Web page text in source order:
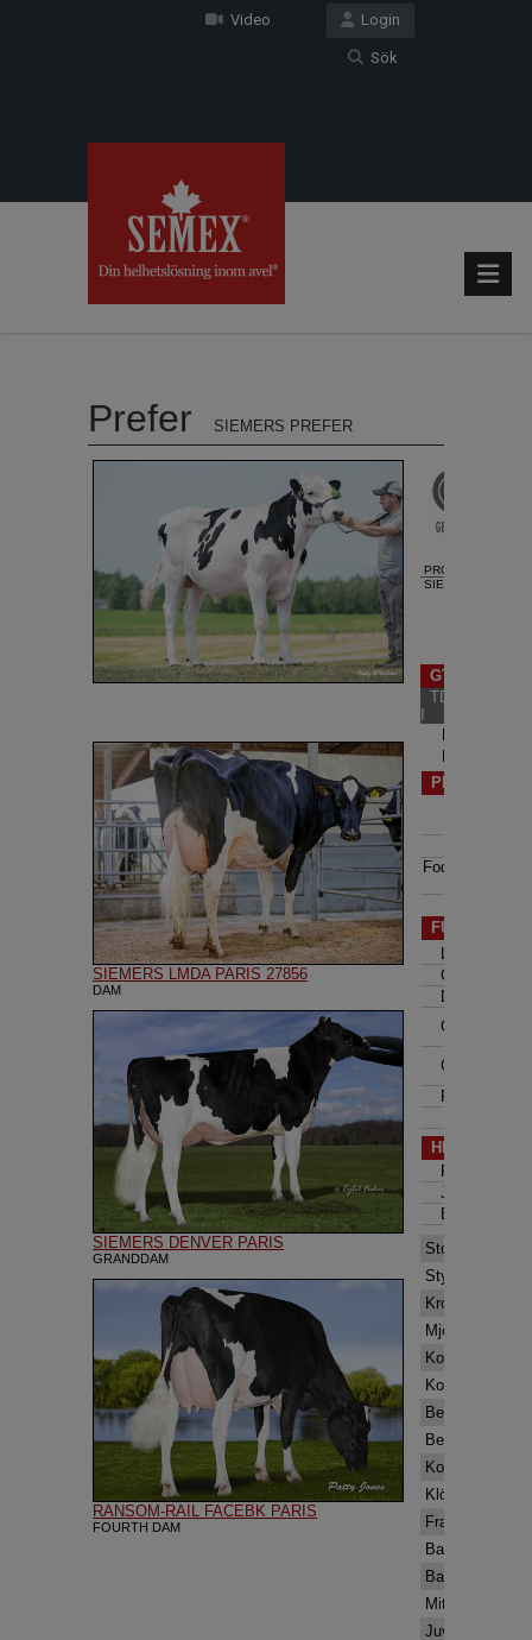
Login
Video
Sök